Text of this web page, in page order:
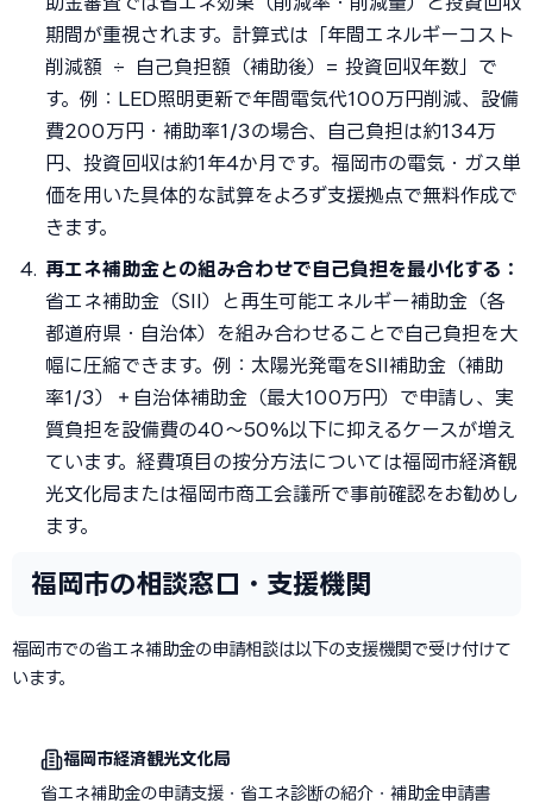
期間が重視されます。計算式は「年間エネルギーコスト
削減額 ÷ 自己負担額（補助後）= 投資回収年数」で
す。例：LED照明更新で年間電気代100万円削減、設備
費200万円・補助率1/3の場合、自己負担は約134万
円、投資回収は約1年4か月です。福岡市の電気・ガス単
価を用いた具体的な試算をよろず支援拠点で無料作成で
きます。
再エネ補助金との組み合わせで自己負担を最小化する：
省エネ補助金（SII）と再生可能エネルギー補助金（各
都道府県・自治体）を組み合わせることで自己負担を大
幅に圧縮できます。例：太陽光発電をSII補助金（補助
率1/3）＋自治体補助金（最大100万円）で申請し、実
質負担を設備費の40〜50%以下に抑えるケースが増え
ています。経費項目の按分方法については福岡市経済観
光文化局または福岡市商工会議所で事前確認をお勧めし
ます。
福岡市の相談窓口・支援機関
福岡市での省エネ補助金の申請相談は以下の支援機関で受け付けて
います。
福岡市経済観光文化局
省エネ補助金の申請支援・省エネ診断の紹介・補助金申請書